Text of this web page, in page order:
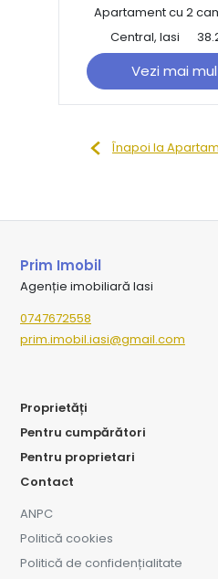
Apartament cu 2
Central, Iasi
Vezi mai
Înapoi la
Prim Imobil
Agenție imobiliară Iasi
0747672558
prim.imobil.iasi@gmail.com
Proprietăți
Pentru cumpărători
Pentru proprietari
Contact
ANPC
Politică cookies
Politică de confidențialitate